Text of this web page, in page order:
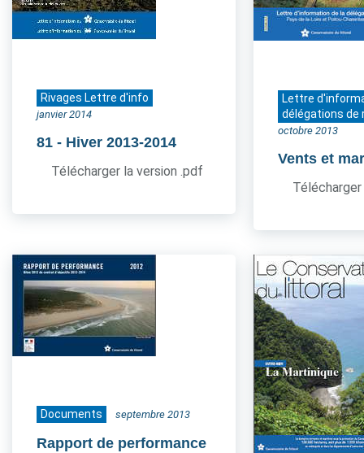
Rivages Lettre d'info
janvier 2014
81 - Hiver 2013-2014
Télécharger la version .pdf
Lettre
délégations de
octobre 2013
Vents et
Documents septembre 2013
Rapport de performance